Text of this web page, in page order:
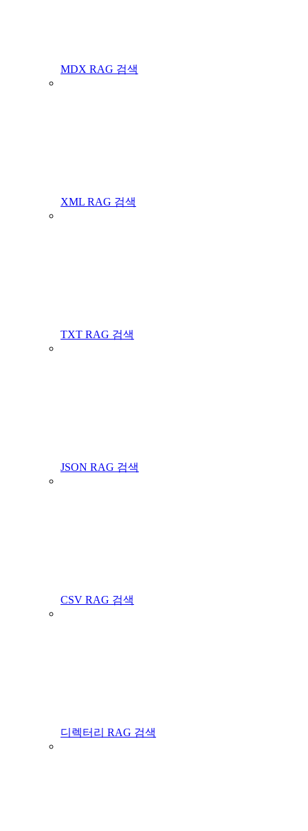
MDX RAG 검색
XML RAG 검색
TXT RAG 검색
JSON RAG 검색
CSV RAG 검색
디렉터리 RAG 검색